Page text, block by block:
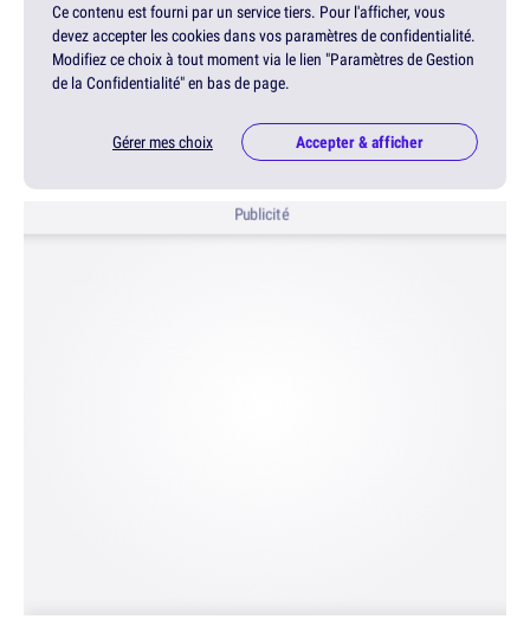
Ce contenu est fourni par un service tiers. Pour l'afficher, vous
devez accepter les cookies dans vos paramètres de confidentialité.
Modifiez ce choix à tout moment via le lien "Paramètres de Gestion
de la Confidentialité" en bas de page.
Gérer mes choix Accepter & afficher
Publicité